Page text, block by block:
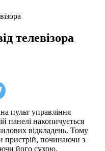
телевізора
пульт управління
панелі накопичується
відкладень. Тому
пристрій, починаючи з
його сухою.